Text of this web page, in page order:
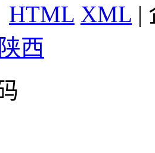
HTML XML |
陕西